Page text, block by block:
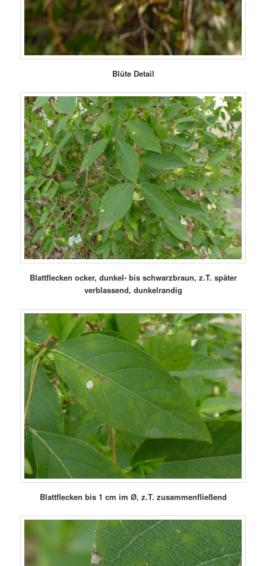
Blüte Detail
Blattflecken ocker, dunkel- bis schwarzbraun, z.T. später
verblassend, dunkelrandig
Blattflecken bis 1 cm im Ø, z.T. zusammenfließend